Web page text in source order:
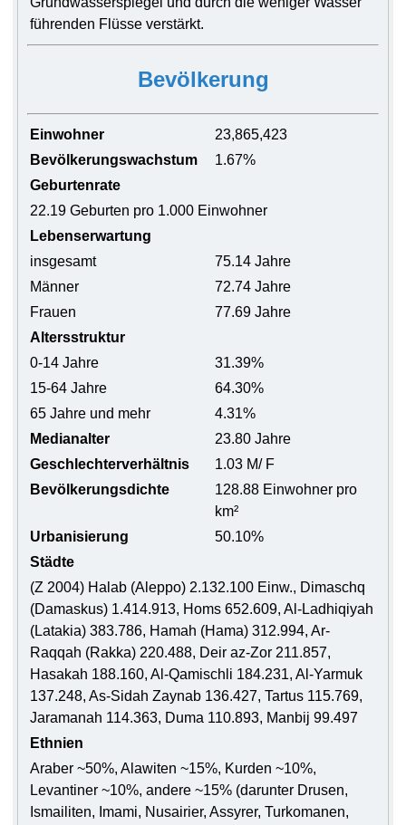
führenden Flüsse verstärkt.
Bevölkerung
Einwohner
23,865,423
Bevölkerungswachstum
1.67%
Geburtenrate
22.19 Geburten pro 1.000 Einwohner
Lebenserwartung
insgesamt
75.14 Jahre
Männer
72.74 Jahre
Frauen
77.69 Jahre
Altersstruktur
0-14 Jahre
31.39%
15-64 Jahre
64.30%
65 Jahre und mehr
4.31%
Medianalter
23.80 Jahre
Geschlechterverhältnis
1.03 M/ F
Bevölkerungsdichte
128.88 Einwohner pro
km²
Urbanisierung
50.10%
Städte
(Z 2004) Halab (Aleppo) 2.132.100 Einw., Dimaschq
(Damaskus) 1.414.913, Homs 652.609, Al-Ladhiqiyah
(Latakia) 383.786, Hamah (Hama) 312.994, Ar-
Raqqah (Rakka) 220.488, Deir az-Zor 211.857,
Hasakah 188.160, Al-Qamischli 184.231, Al-Yarmuk
137.248, As-Sidah Zaynab 136.427, Tartus 115.769,
Jaramanah 114.363, Duma 110.893, Manbij 99.497
Ethnien
Araber ~50%, Alawiten ~15%, Kurden ~10%,
Levantiner ~10%, andere ~15% (darunter Drusen,
Ismailiten, Imami, Nusairier, Assyrer, Turkomanen,